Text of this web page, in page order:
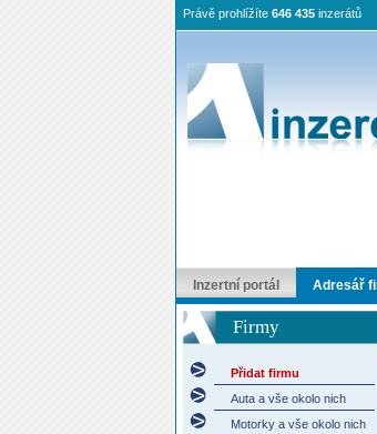
Právě prohlížíte 646 435 inzerátů
Inzertní portál Adresář
Firmy
Přidat firmu
Auta a vše okolo nich
Motorky a vše okolo nich